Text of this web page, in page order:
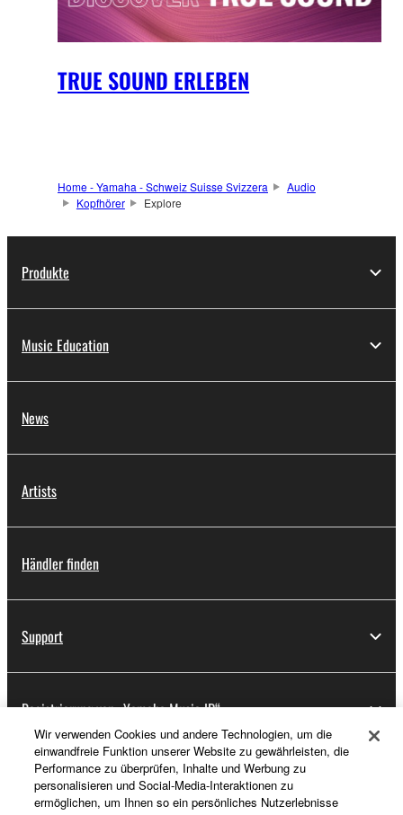
TRUE SOUND ERLEBEN
Home - Yamaha - Schweiz Suisse Svizzera
Audio
Kopfhörer
Explore
Produkte
Music Education
News
Artists
Händler finden
Support
Registrierung von „Yamaha Music ID“
Über Yamaha
Wir verwenden Cookies und andere Technologien, um die
einwandfreie Funktion unserer Website zu gewährleisten, die
Performance zu überprüfen, Inhalte und Werbung zu
personalisieren und Social-Media-Interaktionen zu
ermöglichen, um Ihnen so ein persönliches Nutzerlebnisse